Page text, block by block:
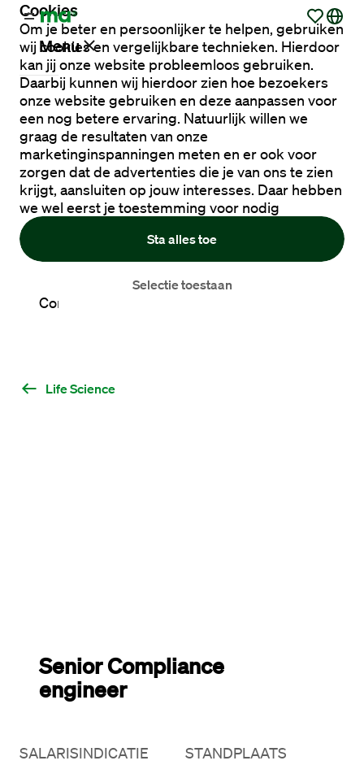
Menu
Vacatures
Werken
via
Maandag®
Contact
Cookies
Om je beter en persoonlijker te helpen, gebruiken
wij cookies en vergelijkbare technieken. Hierdoor
kan jij onze website probleemloos gebruiken.
Daarbij kunnen wij hierdoor zien hoe bezoekers
onze website gebruiken en deze aanpassen voor
een nog betere ervaring. Natuurlijk willen we
graag de resultaten van onze
marketinginspanningen meten en er ook voor
zorgen dat de advertenties die je van ons te zien
krijgt, aansluiten op jouw interesses. Daar hebben
we wel eerst je toestemming voor nodig
Sta alles toe
Selectie toestaan
Life Science
Senior Compliance
engineer
SALARISINDICATIE
STANDPLAATS